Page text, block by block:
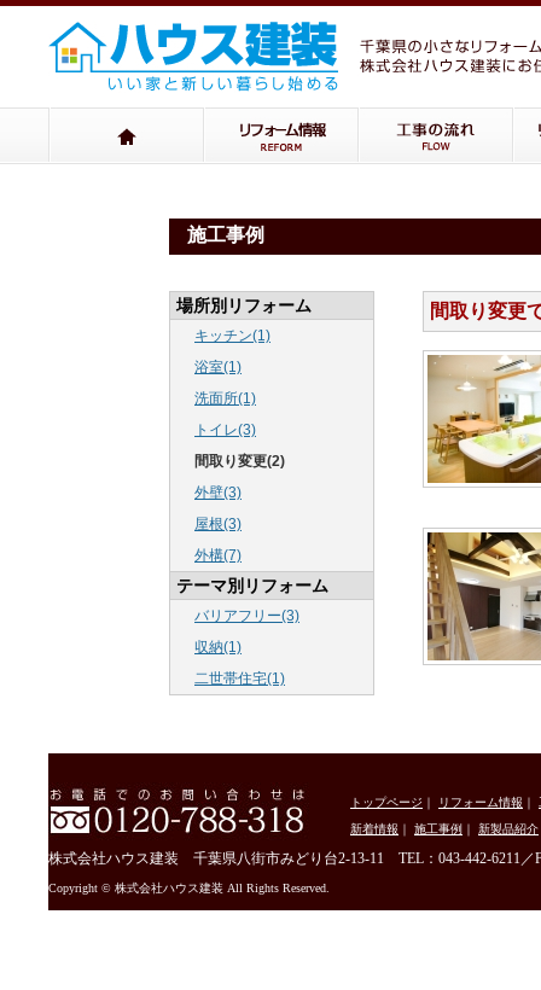
施工事例
場所別リフォーム
キッチン(1)
浴室(1)
洗面所(1)
トイレ(3)
間取り変更(2)
外壁(3)
屋根(3)
外構(7)
テーマ別リフォーム
バリアフリー(3)
収納(1)
二世帯住宅(1)
間取り変更
トップページ ｜ リフォーム情報 ｜
新着情報 ｜ 施工事例 ｜ 新製品紹介
株式会社ハウス建装 千葉県八街市みどり台2-13-11 TEL：043-442-6211／
Copyright © 株式会社ハウス建装 All Rights Reserved.